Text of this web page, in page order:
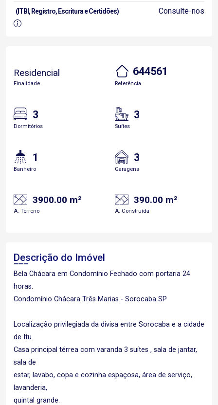
(ITBI, Registro, Escritura e Certidões) Consulte-nos
Residencial
Finalidade
644561
Referência
3
Dormitórios
3
Suítes
1
Banheiro
3
Garagens
3900.00 m²
A. Terreno
390.00 m²
A. Construída
Descrição do Imóvel
Bela Chácara em Condomínio Fechado com portaria 24
horas.
Condomínio Chácara Três Marias - Sorocaba SP
Localização privilegiada da divisa entre Sorocaba e a cidade
de Itu.
Casa principal térrea com varanda 3 suítes , sala de jantar,
sala de
estar, lavabo, copa e cozinha espaçosa, área de serviço,
lavanderia,
quintal grande.